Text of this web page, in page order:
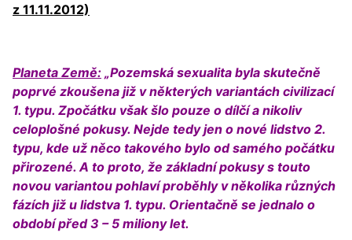
z 11.11.2012)
Planeta Země: „Pozemská sexualita byla skutečně
poprvé zkoušena již v některých variantách civilizací
1. typu. Zpočátku však šlo pouze o dílčí a nikoliv
celoplošné pokusy. Nejde tedy jen o nové lidstvo 2.
typu, kde už něco takového bylo od samého počátku
přirozené. A to proto, že základní pokusy s touto
novou variantou pohlaví proběhly v několika různých
fázích již u lidstva 1. typu. Orientačně se jednalo o
období před 3 – 5 miliony let.